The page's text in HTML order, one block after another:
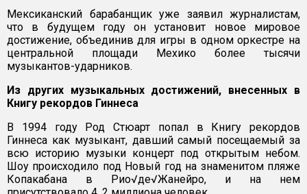
Мексиканский барабанщик уже заявил журналистам,
что в будущем году он установит новое мировое
достижение, объединив для игры в одном оркестре на
центральной площади Мехико более тысячи
музыкантов-ударников.
Из других музыкальных достижений, внесенных в
Книгу рекордов Гиннеса
В 1994 году Род Стюарт попал в Книгу рекордов
Гиннеса как музыкант, давший самый посещаемый за
всю историю музыки концерт под открытым небом.
Шоу происходило под Новый год на знаменитом пляже
Копакабана в Рио√де√Жанейро, и на нем